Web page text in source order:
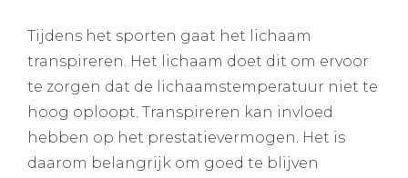
Tijdens het sporten gaat het lichaam
transpireren. Het lichaam doet dit om ervoor
te zorgen dat de lichaamstemperatuur niet te
hoog oploopt. Transpireren kan invloed
hebben op het prestatievermogen. Het is
daarom belangrijk om goed te blijven